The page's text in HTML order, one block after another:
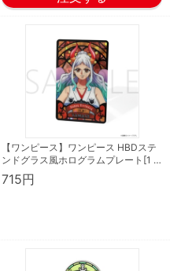
【ワンピース】ワンピース HBDステ
ンドグラス風ホログラムプレート[1 …
715円